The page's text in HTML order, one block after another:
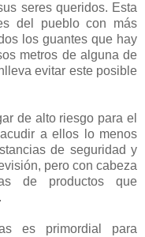
seres queridos. Esta
del pueblo con más
los guantes que hay
metros de alguna de
evitar este posible
de alto riesgo para el
a ellos lo menos
de seguridad y
pero con cabeza
de productos que
es primordial para